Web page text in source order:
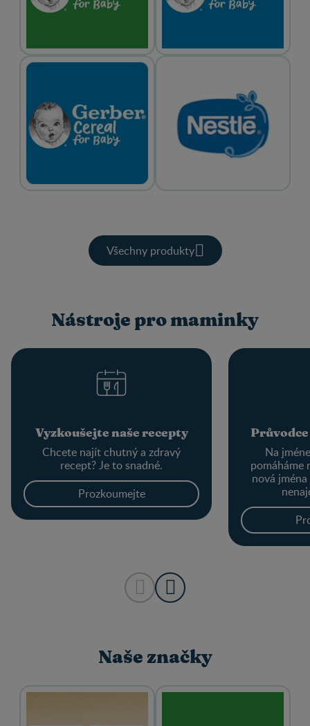
Všechny produkty
Nástroje pro maminky
Vyzkoušejte naše recepty
Chcete najít chutný a zdravý
recept? Je to snadné.
Prozkoumejte
Na
pomáháme
nová
Naše značky